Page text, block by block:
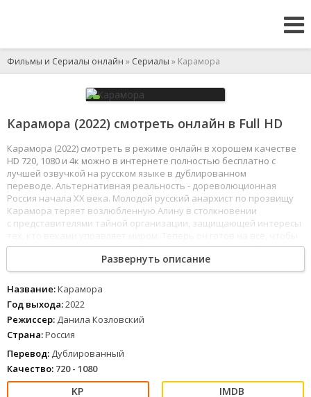
Фильмы и Сериалы онлайн » Сериалы » Карамора
Карамора (2022) смотреть онлайн в Full HD
Карамора (2022) смотреть в режиме онлайн в хорошем качестве
HD 720, 1080 и 4к можно в интернете полностью бесплатно с
лучшей озвучкой на русском языке в дублированном
переводе. Альтернативная реальность - дореволюционная
Россия начала ХХ века. Молодой русский анархист по прозвищу
Карамора теряет возлюбленную Алину в столкновении
с представителями тайной организации, защищающей интересы
отомстить за потерянную любовь. Раскрыв главную тайну врага,
Карамора понимает, что сила тех, кому он противостоит, лежит
далеко за пределами человеческих возможностей.
1 234 5 6 78
Развернуть описание
Название:Карамора
Год выхода:2022
Режиссер: Данила Козловский
Страна:Россия
Перевод: Дублированный
Качество: 720 - 1080